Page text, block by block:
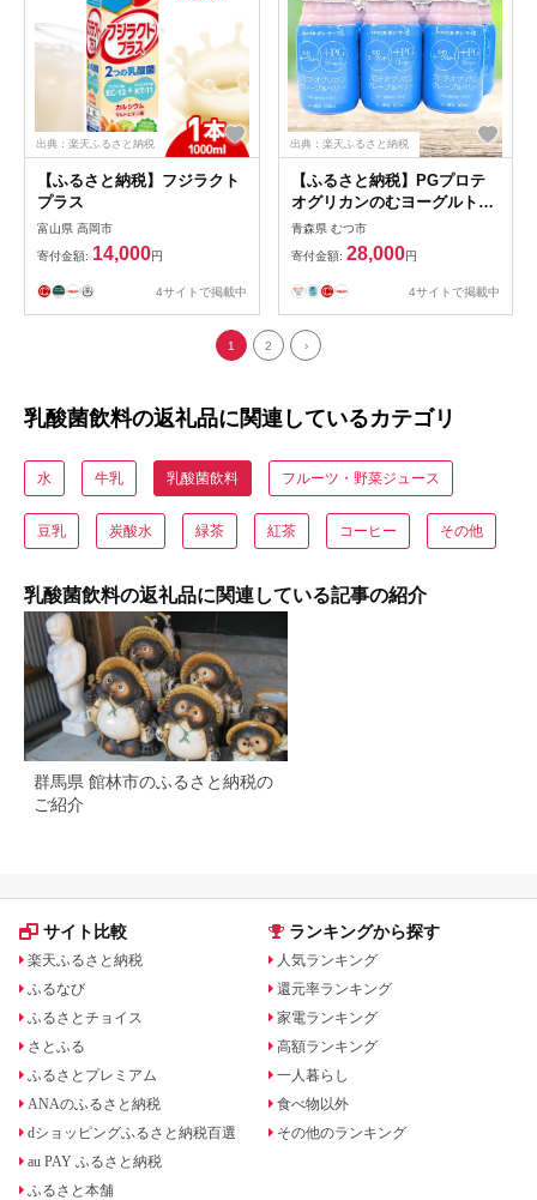
出典：楽天ふるさと納税
【ふるさと納税】フジラクト
プラス
富山県 高岡市
寄付金額: 14,000円
4サイトで掲載中
出典：楽天ふるさと納税
【ふるさと納税】PGプロテ
オグリカンのむヨーグルト
グレープ＆ベリー
（100ml×28本）
青森県 むつ市
寄付金額: 28,000円
4サイトで掲載中
1 2 ›
乳酸菌飲料の返礼品に関連しているカテゴリ
水 牛乳 乳酸菌飲料 フルーツ・野菜ジュース
豆乳 炭酸水 緑茶 紅茶 コーヒー その他
乳酸菌飲料の返礼品に関連している記事の紹介
群馬県 館林市のふるさと納税の
ご紹介
サイト比較
楽天ふるさと納税
ふるなび
ふるさとチョイス
さとふる
ふるさとプレミアム
ANAのふるさと納税
dショッピングふるさと納税百選
au PAY ふるさと納税
ふるさと本舗
ランキングから探す
人気ランキング
還元率ランキング
家電ランキング
高額ランキング
一人暮らし
食べ物以外
その他のランキング